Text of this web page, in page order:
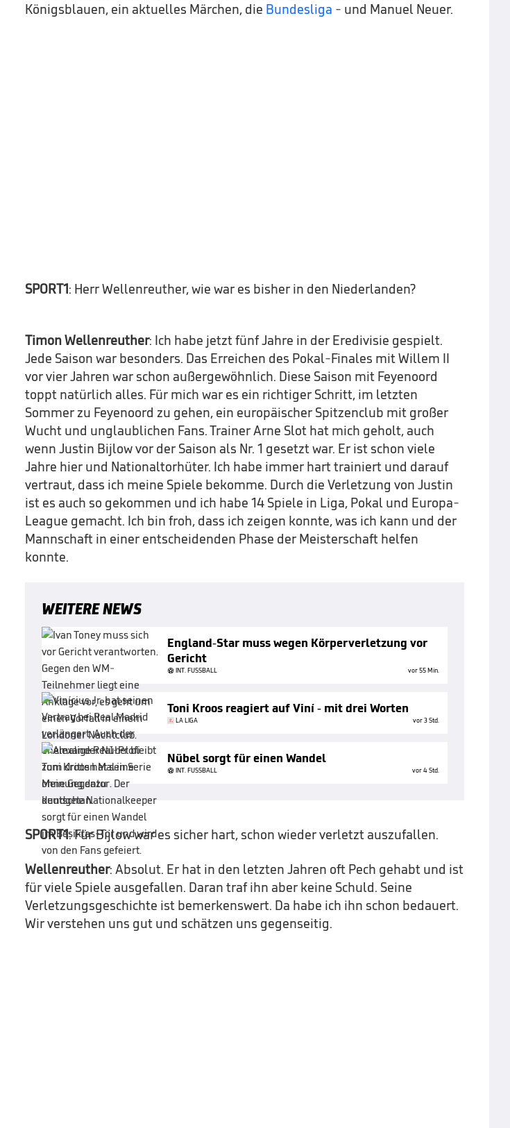
Königsblauen, ein aktuelles Märchen, die Bundesliga - und Manuel Neuer.
SPORT1: Herr Wellenreuther, wie war es bisher in den Niederlanden?
Timon Wellenreuther: Ich habe jetzt fünf Jahre in der Eredivisie gespielt.
Jede Saison war besonders. Das Erreichen des Pokal-Finales mit Willem II
vor vier Jahren war schon außergewöhnlich. Diese Saison mit Feyenoord
toppt natürlich alles. Für mich war es ein richtiger Schritt, im letzten
Sommer zu Feyenoord zu gehen, ein europäischer Spitzenclub mit großer
Wucht und unglaublichen Fans. Trainer Arne Slot hat mich geholt, auch
wenn Justin Bijlow vor der Saison als Nr. 1 gesetzt war. Er ist schon viele
Jahre hier und Nationaltorhüter. Ich habe immer hart trainiert und darauf
vertraut, dass ich meine Spiele bekomme. Durch die Verletzung von Justin
ist es auch so gekommen und ich habe 14 Spiele in Liga, Pokal und Europa-
League gemacht. Ich bin froh, dass ich zeigen konnte, was ich kann und der
Mannschaft in einer entscheidenden Phase der Meisterschaft helfen
konnte.
WEITERE NEWS
England-Star muss wegen Körperverletzung vor
Gericht
INT. FUSSBALL vor 55 Min.
Toni Kroos reagiert auf Viní - mit drei Worten
LA LIGA vor 3 Std.
Nübel sorgt für einen Wandel
INT. FUSSBALL vor 4 Std.
SPORT1: Für Bijlow war es sicher hart, schon wieder verletzt auszufallen.
Wellenreuther: Absolut. Er hat in den letzten Jahren oft Pech gehabt und ist
für viele Spiele ausgefallen. Daran traf ihn aber keine Schuld. Seine
Verletzungsgeschichte ist bemerkenswert. Da habe ich ihn schon bedauert.
Wir verstehen uns gut und schätzen uns gegenseitig.